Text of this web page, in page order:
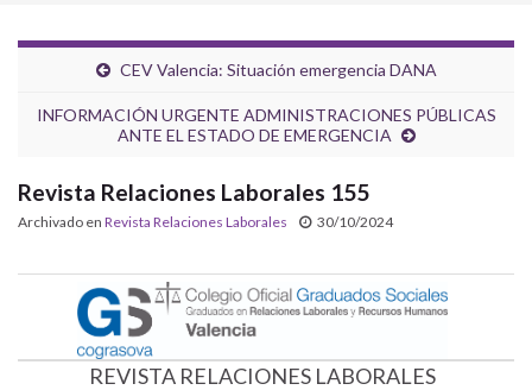
CEV Valencia: Situación emergencia DANA
INFORMACIÓN URGENTE ADMINISTRACIONES PÚBLICAS
ANTE EL ESTADO DE EMERGENCIA
Revista Relaciones Laborales 155
Archivado en Revista Relaciones Laborales 30/10/2024
REVISTA RELACIONES LABORALES